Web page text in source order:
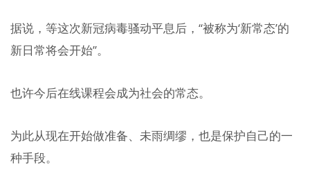
据说，等这次新冠病毒骚动平息后，“被称为‘新常态’的
新日常将会开始”。
也许今后在线课程会成为社会的常态。
为此从现在开始做准备、未雨绸缪，也是保护自己的一
种手段。